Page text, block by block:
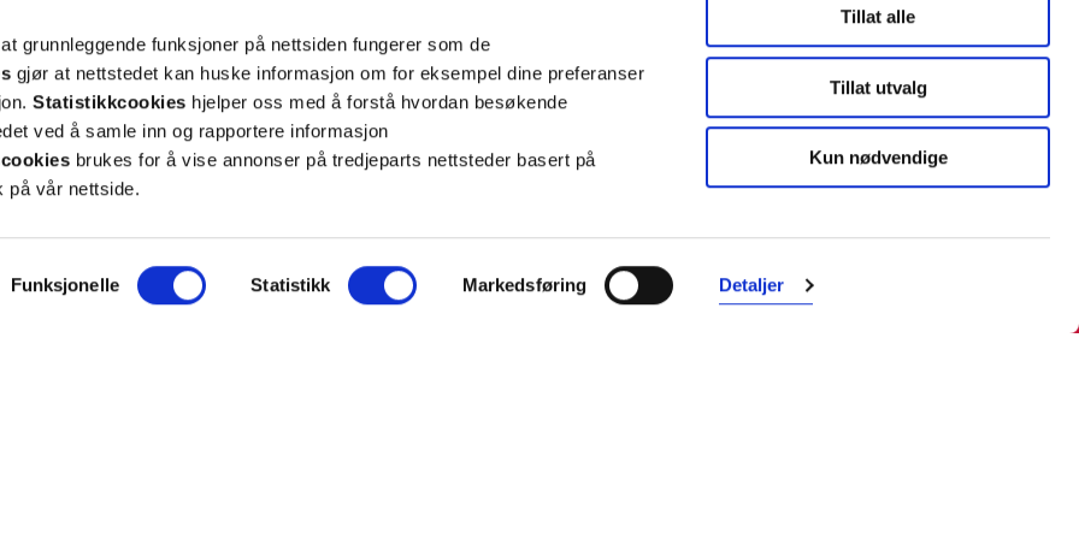
grunnleggende funksjoner på nettsiden fungerer som de
gjør at nettstedet kan huske informasjon om for eksempel dine preferanser
Statistikkcookies hjelper oss med å forstå hvordan besøkende
ved å samle inn og rapportere informasjon
brukes for å vise annonser på tredjeparts nettsteder basert på
på vår nettside.
Funksjonelle Statistikk Markedsføring Detaljer
Tillat alle
Tillat utvalg
Kun nødvendige
på “Min profil” eller ved å benytte
salgsbetingelser
Meld meg på
SUPPORT